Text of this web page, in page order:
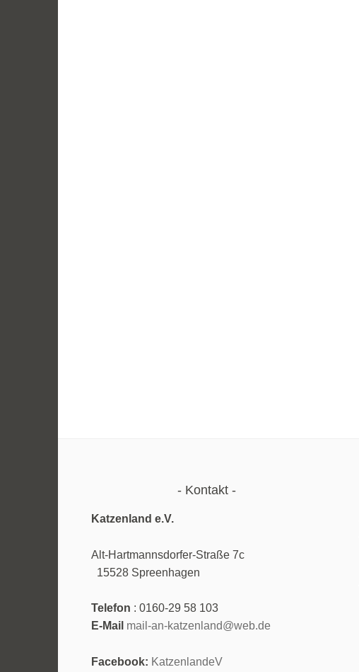
Kontakt
Katzenland e.V.
Alt-Hartmannsdorfer-Straße 7c
15528 Spreenhagen
Telefon : 0160-29 58 103
E-Mail mail-an-katzenland@web.de
Facebook: KatzenlandeV